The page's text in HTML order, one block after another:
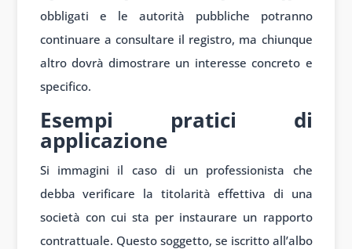
obbligati e le autorità pubbliche potranno
continuare a consultare il registro, ma chiunque
altro dovrà dimostrare un interesse concreto e
specifico.
Esempi pratici di
applicazione
Si immagini il caso di un professionista che
debba verificare la titolarità effettiva di una
società con cui sta per instaurare un rapporto
contrattuale. Questo soggetto, se iscritto all’albo